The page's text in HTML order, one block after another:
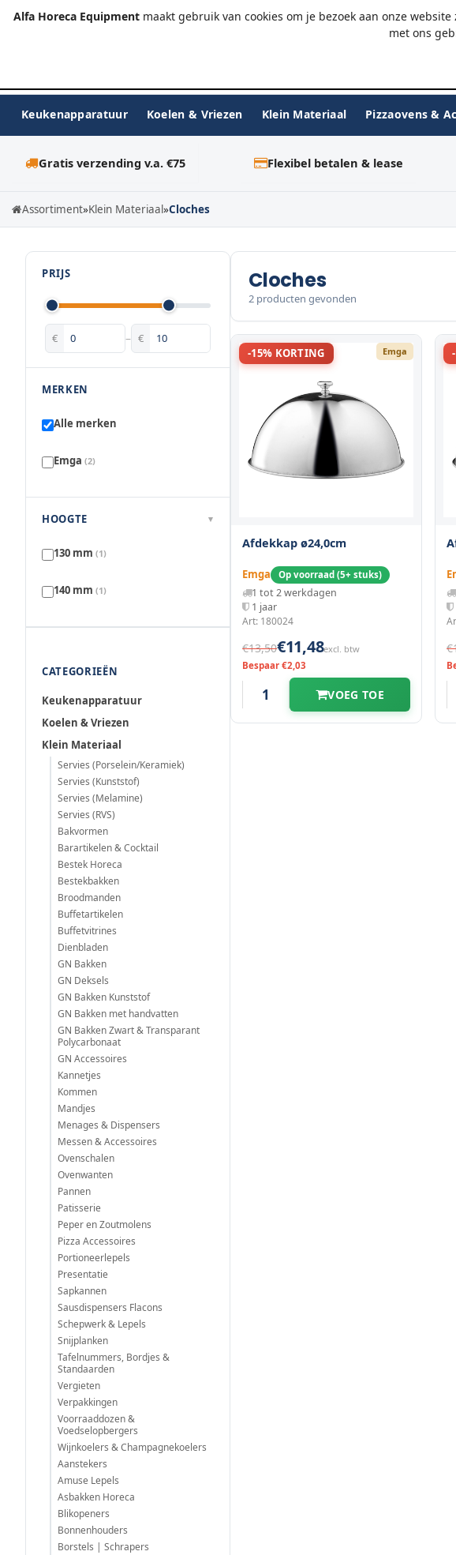
Alfa Horeca Equipmentmaakt gebruik van cookies om je bezoek aan onze
met ons
+31 (0)23-576 9984 info@alfahoreca.nl Ma-Vr 09:00 - 18:00
Keukenapparatuur Koelen & Vriezen Klein Materiaal Pizzaovens &
Gratis verzending v.a. €75 Flexibel betalen & lease
Assortiment»Klein Materiaal»Cloches
PRIJS
€ – €
MERKEN
Alle merken
Emga (2)
HOOGTE ▾
130 mm (1)
140 mm (1)
CATEGORIEËN
Keukenapparatuur
Koelen & Vriezen
Klein Materiaal
Servies (Porselein/Keramiek)
Servies (Kunststof)
Servies (Melamine)
Servies (RVS)
Bakvormen
Barartikelen & Cocktail
Bestek Horeca
Bestekbakken
Broodmanden
Buffetartikelen
Buffetvitrines
Dienbladen
GN Bakken
GN Deksels
GN Bakken Kunststof
GN Bakken met handvatten
GN Bakken Zwart & Transparant
Polycarbonaat
GN Accessoires
Kannetjes
Kommen
Mandjes
Menages & Dispensers
Messen & Accessoires
Ovenschalen
Ovenwanten
Pannen
Patisserie
Peper en Zoutmolens
Pizza Accessoires
Portioneerlepels
Presentatie
Sapkannen
Sausdispensers Flacons
Schepwerk & Lepels
Snijplanken
Tafelnummers, Bordjes &
Standaarden
Vergieten
Verpakkingen
Voorraaddozen &
Voedselopbergers
Wijnkoelers & Champagnekoelers
Aanstekers
Amuse Lepels
Asbakken Horeca
Blikopeners
Bonnenhouders
Borstels | Schrapers
Cloches
2 producten gevonden
-15% KORTING Emga
Afdekkap ø24,0cm
Emga Op voorraad (5+ stuks)
1 tot 2 werkdagen
1 jaar
Art: 180024
€13,50€11,48excl. btw
Bespaar €2,03
VOEG TOE